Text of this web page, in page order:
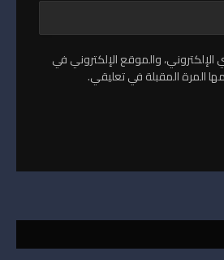
والموقع الإلكتروني في
المرة المقبلة في تعليقي.